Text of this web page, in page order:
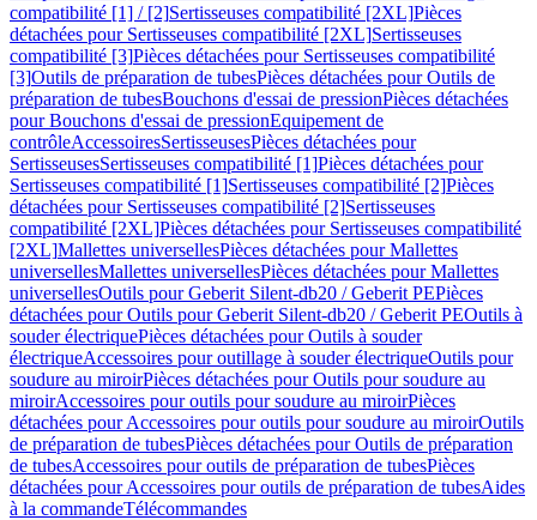
compatibilité [1] / [2]Sertisseuses compatibilité [2XL]Pièces
détachées pour Sertisseuses compatibilité [2XL]Sertisseuses
compatibilité [3]Pièces détachées pour Sertisseuses compatibilité
[3]Outils de préparation de tubesPièces détachées pour Outils de
préparation de tubesBouchons d'essai de pressionPièces détachées
pour Bouchons d'essai de pressionEquipement de
contrôleAccessoiresSertisseusesPièces détachées pour
SertisseusesSertisseuses compatibilité [1]Pièces détachées pour
Sertisseuses compatibilité [1]Sertisseuses compatibilité [2]Pièces
détachées pour Sertisseuses compatibilité [2]Sertisseuses
compatibilité [2XL]Pièces détachées pour Sertisseuses compatibilité
[2XL]Mallettes universellesPièces détachées pour Mallettes
universellesMallettes universellesPièces détachées pour Mallettes
universellesOutils pour Geberit Silent-db20 / Geberit PEPièces
détachées pour Outils pour Geberit Silent-db20 / Geberit PEOutils à
souder électriquePièces détachées pour Outils à souder
électriqueAccessoires pour outillage à souder électriqueOutils pour
soudure au miroirPièces détachées pour Outils pour soudure au
miroirAccessoires pour outils pour soudure au miroirPièces
détachées pour Accessoires pour outils pour soudure au miroirOutils
de préparation de tubesPièces détachées pour Outils de préparation
de tubesAccessoires pour outils de préparation de tubesPièces
détachées pour Accessoires pour outils de préparation de tubesAides
à la commandeTélécommandes